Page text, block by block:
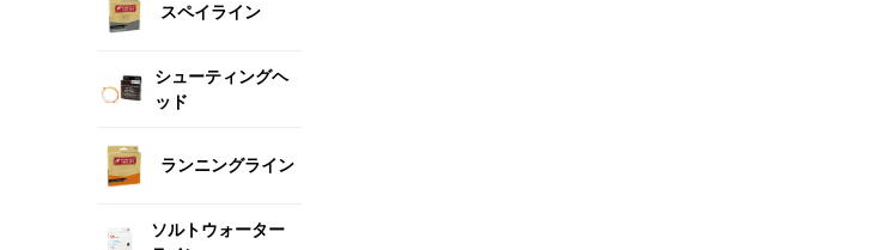
スペイライン
シューティングヘ
ッド
ランニングライン
ソルトウォーター